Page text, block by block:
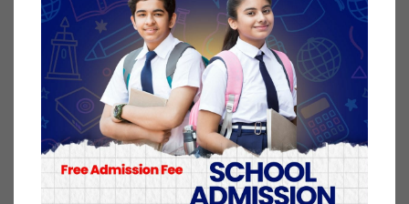
यो खबर पढेर तपाईलाई कस्तो महसुस भयो
?
प्रतिक्रिया दिनुहोस्